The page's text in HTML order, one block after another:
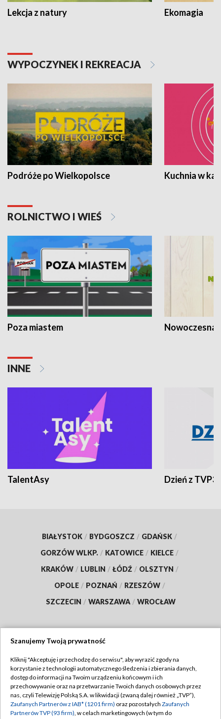
Lekcja z natury Ekomagia
WYPOCZYNEK I REKREACJA
Podróże po Wielkopolsce Kuchnia w
ROLNICTWO I WIEŚ
Poza miastem Nowoczesna
INNE
TalentAsy Dzień z TVP3
BIAŁYSTOK / BYDGOSZCZ / GDAŃSK /
GORZÓW WLKP. / KATOWICE / KIELCE /
KRAKÓW / LUBLIN / ŁÓDŹ / OLSZTYN /
OPOLE / POZNAŃ / RZESZÓW /
SZCZECIN / WARSZAWA / WROCŁAW
TVP
Abonament TVP
Emisja w TVP
Regulamin TVP
Polityka prywatności
Szanujemy Twoją prywatność
Kliknij "Akceptuję i przechodzę do serwisu", aby wyrazić zgody na
korzystanie z technologii automatycznego śledzenia i zbierania danych,
dostęp do informacji na Twoim urządzeniu końcowym i ich
przechowywanie oraz na przetwarzanie Twoich danych osobowych przez
nas, czyli Telewizję Polską S.A. w likwidacji (zwaną dalej również „TVP”),
Zaufanych Partnerów z IAB* (1201 firm) oraz pozostałych Zaufanych
Partnerów TVP (93 firm), w celach marketingowych (w tym do